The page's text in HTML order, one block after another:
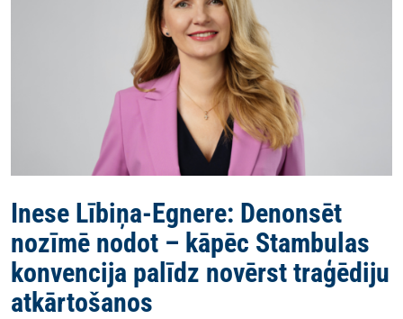
Inese Lībiņa-Egnere: Denonsēt
nozīmē nodot – kāpēc Stambulas
konvencija palīdz novērst traģēdiju
atkārtošanos